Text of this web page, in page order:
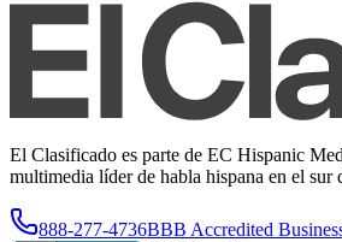
El Clasificado es parte de EC Hispanic
multimedia líder de habla hispana en el sur
888-277-4736BBB Accredited